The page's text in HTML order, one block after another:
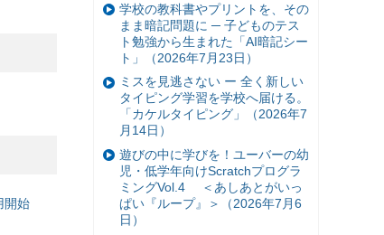
開始
学校の教科書やプリントを、その
まま暗記問題に ─ 子どものテス
ト勉強から生まれた「AI暗記シー
ト」（2026年7月23日）
ミスを見逃さない ー 全く新しい
タイピング学習を学校へ届ける。
「カケルタイピング」（2026年7
月14日）
遊びの中に学びを！ユーバーの幼
児・低学年向けScratchプログラ
ミングVol.4 ＜あしあとがいっ
ぱい『ループ』＞（2026年7月6
日）